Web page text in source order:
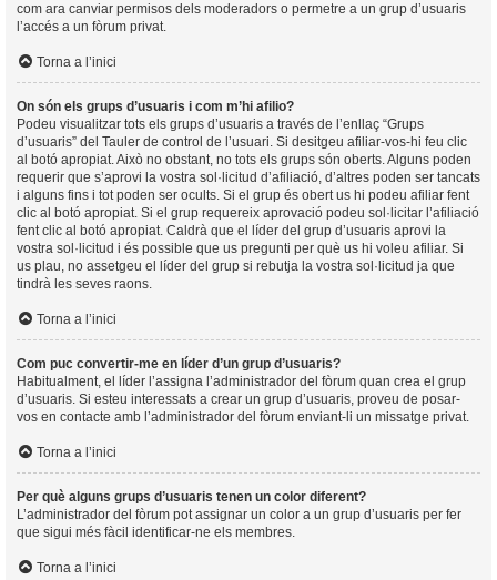
com ara canviar permisos dels moderadors o permetre a un grup d’usuaris
l’accés a un fòrum privat.
Torna a l’inici
On són els grups d’usuaris i com m’hi afilio?
Podeu visualitzar tots els grups d’usuaris a través de l’enllaç “Grups
d’usuaris” del Tauler de control de l’usuari. Si desitgeu afiliar-vos-hi feu clic
al botó apropiat. Això no obstant, no tots els grups són oberts. Alguns poden
requerir que s’aprovi la vostra sol·licitud d’afiliació, d’altres poden ser tancats
i alguns fins i tot poden ser ocults. Si el grup és obert us hi podeu afiliar fent
clic al botó apropiat. Si el grup requereix aprovació podeu sol·licitar l’afiliació
fent clic al botó apropiat. Caldrà que el líder del grup d’usuaris aprovi la
vostra sol·licitud i és possible que us pregunti per què us hi voleu afiliar. Si
us plau, no assetgeu el líder del grup si rebutja la vostra sol·licitud ja que
tindrà les seves raons.
Torna a l’inici
Com puc convertir-me en líder d’un grup d’usuaris?
Habitualment, el líder l’assigna l’administrador del fòrum quan crea el grup
d’usuaris. Si esteu interessats a crear un grup d’usuaris, proveu de posar-
vos en contacte amb l’administrador del fòrum enviant-li un missatge privat.
Torna a l’inici
Per què alguns grups d’usuaris tenen un color diferent?
L’administrador del fòrum pot assignar un color a un grup d’usuaris per fer
que sigui més fàcil identificar-ne els membres.
Torna a l’inici